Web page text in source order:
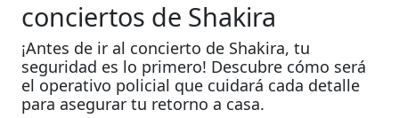
conciertos de Shakira
¡Antes de ir al concierto de Shakira, tu
seguridad es lo primero! Descubre cómo será
el operativo policial que cuidará cada detalle
para asegurar tu retorno a casa.